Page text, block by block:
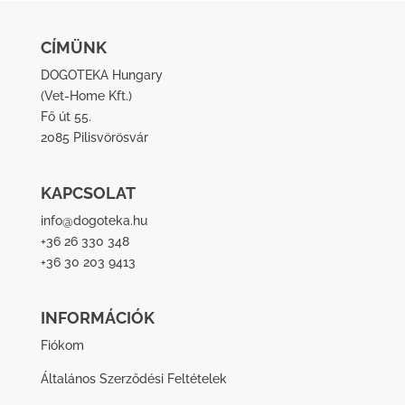
CÍMÜNK
DOGOTEKA Hungary
(Vet-Home Kft.)
Fő út 55.
2085 Pilisvörösvár
KAPCSOLAT
info@dogoteka.hu
+36 26 330 348
+36 30 203 9413
INFORMÁCIÓK
Fiókom
Általános Szerződési Feltételek